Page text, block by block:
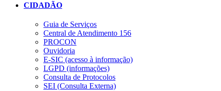
CIDADÃO
Guia de Serviços
Central de Atendimento 156
PROCON
Ouvidoria
E-SIC (acesso à informação)
LGPD (informações)
Consulta de Protocolos
SEI (Consulta Externa)